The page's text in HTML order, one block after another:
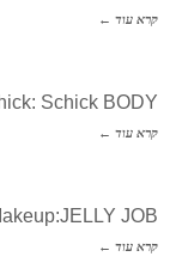
קרא עוד ←
Schick BODY
קרא עוד ←
JOB
קרא עוד ←